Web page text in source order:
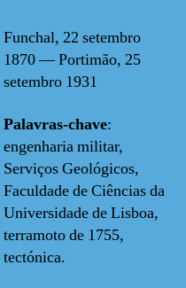
Funchal, 22 setembro
1870 — Portimão, 25
setembro 1931
Palavras-chave:
engenharia militar,
Serviços Geológicos,
Faculdade de Ciências da
Universidade de Lisboa,
terramoto de 1755,
tectónica.